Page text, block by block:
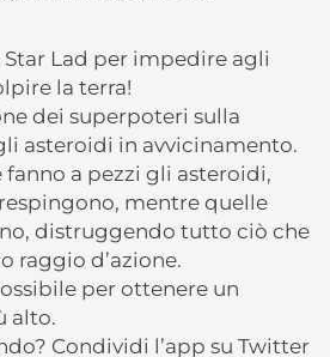
Lad per impedire agli
la terra!
dei superpoteri sulla
asteroidi in avvicinamento.
fanno a pezzi gli asteroidi,
mentre quelle
distruggendo tutto ciò che
raggio d’azione.
per ottenere un
alto.
Condividi l’app su Twitter